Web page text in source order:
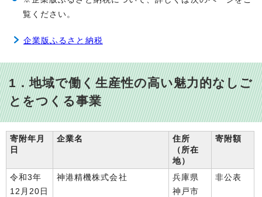
覧ください。
企業版ふるさと納税
1．地域で働く生産性の高い魅力的なしご
とをつくる事業
寄附年月
日
企業名
住所
（所在
地）
寄附額
令和3年
12月20日
神港精機株式会社
兵庫県
神戸市
非公表